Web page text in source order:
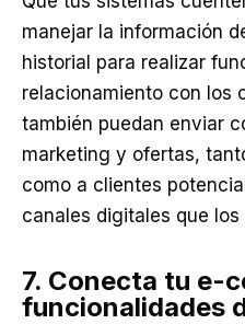
manejar la información
historial para realizar
relacionamiento con los
también puedan enviar
marketing y ofertas,
como a clientes
canales digitales que
7. Conecta tu e-
funcionalidades